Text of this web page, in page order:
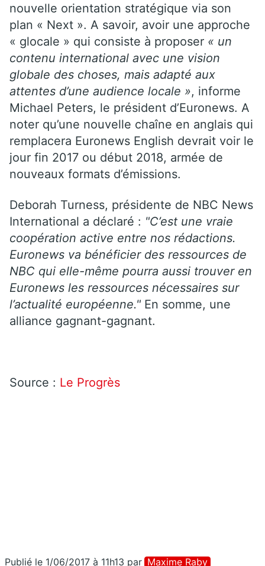
nouvelle orientation stratégique via son
plan « Next ». A savoir, avoir une approche
« glocale » qui consiste à proposer « un
contenu international avec une vision
globale des choses, mais adapté aux
attentes d’une audience locale », informe
Michael Peters, le président d’Euronews. A
noter qu’une nouvelle chaîne en anglais qui
remplacera Euronews English devrait voir le
jour fin 2017 ou début 2018, armée de
nouveaux formats d’émissions.
Deborah Turness, présidente de NBC News
International a déclaré : "C’est une vraie
coopération active entre nos rédactions.
Euronews va bénéficier des ressources de
NBC qui elle-même pourra aussi trouver en
Euronews les ressources nécessaires sur
l’actualité européenne." En somme, une
alliance gagnant-gagnant.
Source : Le Progrès
Publié le 1/06/2017 à 11h13 par Maxime Raby